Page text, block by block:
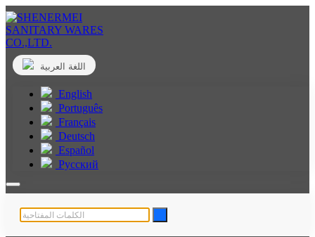
اللغة العربية
English
Português
Français
Deutsch
Español
Русский